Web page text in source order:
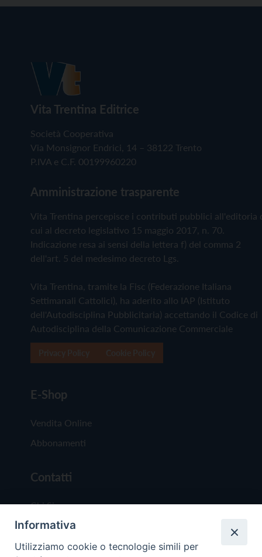
Vita Trentina Editrice
Società Cooperativa
Via Monsignor Endrici, 14 – 38122 Trento
P.IVA e C.F. 00199960220
Amministrazione trasparente
Vita Trentina percepisce i contributi pubblici all'editoria
cui al decreto legislativo 15 maggio 2017, n. 70.
Indicazione resa ai sensi della lettera f) del comma 2
dell'art. 5 del medesimo decreto Lgs.
Vita Trentina, tramite la Fisc (Federazione Italiana
Settimanali Cattolici), ha aderito allo IAP (Istituto
dell'Autodisciplina Pubblicitaria) accettando il Codice di
Autodisciplina della Comunicazione Commerciale
E-Shop
Vendita Online
Abbonamenti
Contatti
Chi Siamo
Redazione
Scrivici
Informativa
Utilizziamo cookie o tecnologie simili per